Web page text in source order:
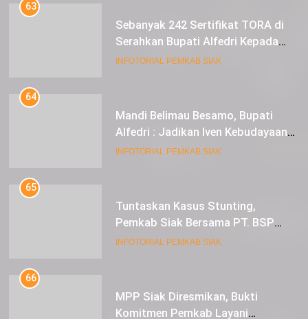
63
Sebanyak 242 Sertifikat TORA di
Serahkan Bupati Alfedri Kepada
Masyarakat Kerinci Kiri
INFOTORIAL PEMKAB SIAK
64
Mandi Belimau Besamo, Bupati
Alfedri : Jadikan Iven Kebudayaan
tahunan di Kabupaten Siak
INFOTORIAL PEMKAB SIAK
65
Tuntaskan Kasus Stunting,
Pemkab Siak Bersama PT. BSP
Siap Berkolaborasi
INFOTORIAL PEMKAB SIAK
66
MPP Siak Diresmikan, Bukti
Komitmen Pemkab Layani